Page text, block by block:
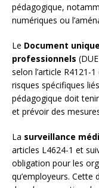
pédagogique,
numériques ou
Le Document
professionnels
selon l’article R4121-
risques spécifiques
pédagogique doit
et prévoir des
La surveillance
articles L4624-1 et
obligation pour les
qu’employeurs.